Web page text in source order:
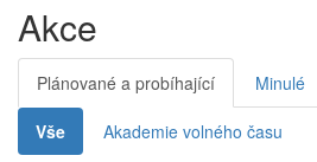
Akce
Plánované a probíhající Minulé
Vše Akademie volného času